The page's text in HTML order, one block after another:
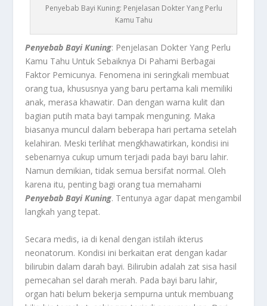
Penyebab Bayi Kuning: Penjelasan Dokter Yang Perlu
Kamu Tahu
Penyebab Bayi Kuning: Penjelasan Dokter Yang Perlu
Kamu Tahu Untuk Sebaiknya Di Pahami Berbagai
Faktor Pemicunya. Fenomena ini seringkali membuat
orang tua, khususnya yang baru pertama kali memiliki
anak, merasa khawatir. Dan dengan warna kulit dan
bagian putih mata bayi tampak menguning. Maka
biasanya muncul dalam beberapa hari pertama setelah
kelahiran. Meski terlihat mengkhawatirkan, kondisi ini
sebenarnya cukup umum terjadi pada bayi baru lahir.
Namun demikian, tidak semua bersifat normal. Oleh
karena itu, penting bagi orang tua memahami
Penyebab Bayi Kuning. Tentunya agar dapat mengambil
langkah yang tepat.
Secara medis, ia di kenal dengan istilah ikterus
neonatorum. Kondisi ini berkaitan erat dengan kadar
bilirubin dalam darah bayi. Bilirubin adalah zat sisa hasil
pemecahan sel darah merah. Pada bayi baru lahir,
organ hati belum bekerja sempurna untuk membuang